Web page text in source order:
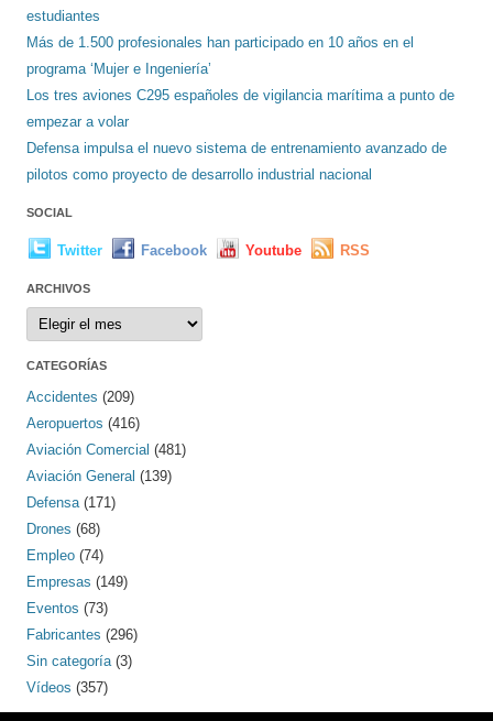
estudiantes
Más de 1.500 profesionales han participado en 10 años en el
programa ‘Mujer e Ingeniería’
Los tres aviones C295 españoles de vigilancia marítima a punto de
empezar a volar
Defensa impulsa el nuevo sistema de entrenamiento avanzado de
pilotos como proyecto de desarrollo industrial nacional
SOCIAL
Twitter Facebook Youtube RSS
ARCHIVOS
Archivos
CATEGORÍAS
Accidentes (209)
Aeropuertos (416)
Aviación Comercial (481)
Aviación General (139)
Defensa(171)
Drones (68)
Empleo (74)
Empresas (149)
Eventos (73)
Fabricantes (296)
Sin categoría(3)
Vídeos (357)